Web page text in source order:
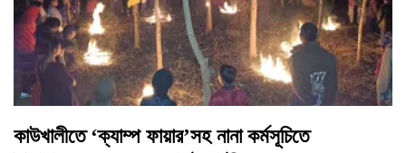
কাউখালীতে ‘ক্যাম্প ফায়ার’সহ নানা কর্মসূচিতে